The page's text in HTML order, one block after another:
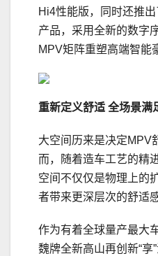
Hi4性能版，同时还推
产品，采用全新的数字
MPV矩阵重塑高端智能
重新定义舒适 全场景满
大空间历来是决定MPV
而，随着造车工艺的精
空间不仅仅是物理上的
者带来更深层次的舒适
作为有着全球量产最大
魏牌全新高山再创新“享